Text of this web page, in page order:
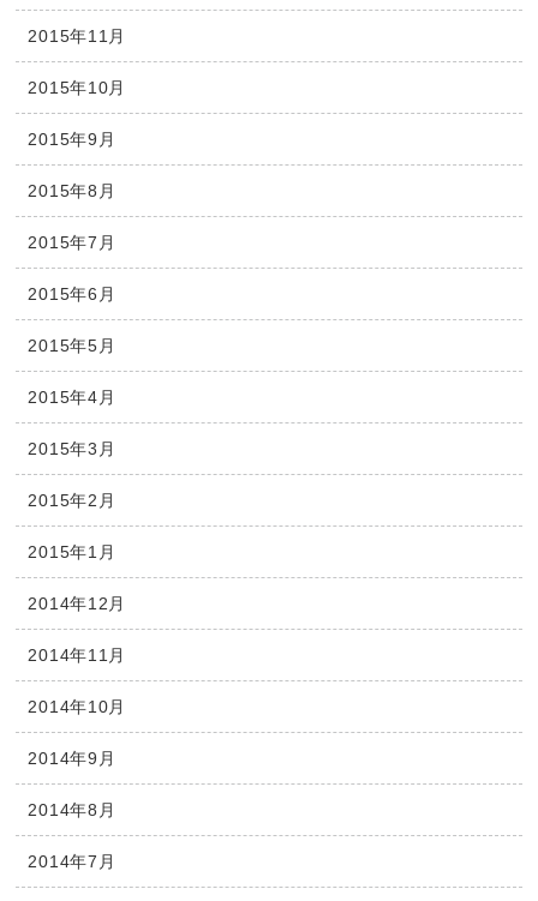
2015年11月
2015年10月
2015年9月
2015年8月
2015年7月
2015年6月
2015年5月
2015年4月
2015年3月
2015年2月
2015年1月
2014年12月
2014年11月
2014年10月
2014年9月
2014年8月
2014年7月